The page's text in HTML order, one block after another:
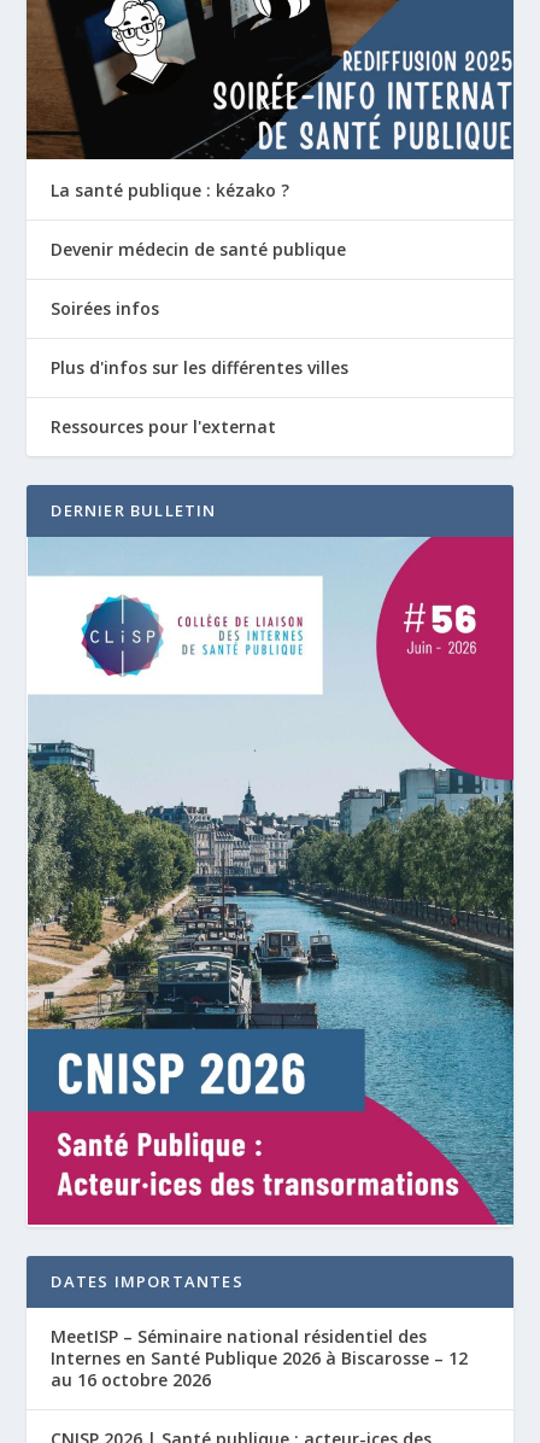
La santé publique : kézako ?
Devenir médecin de santé publique
Soirées infos
Plus d'infos sur les différentes villes
Ressources pour l'externat
DERNIER BULLETIN
DATES IMPORTANTES
MeetISP – Séminaire national résidentiel des
Internes en Santé Publique 2026 à Biscarosse – 12
au 16 octobre 2026